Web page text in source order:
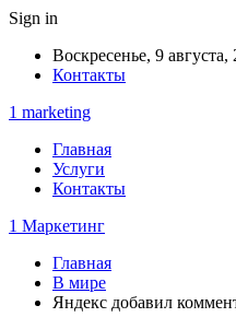
Sign in
Воскресенье, 9 августа,
Контакты
1 marketing
Главная
Услуги
Контакты
1 Маркетинг
Главная
В мире
Яндекс добавил